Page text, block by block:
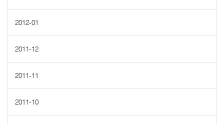
2012-01
2011-12
2011-11
2011-10